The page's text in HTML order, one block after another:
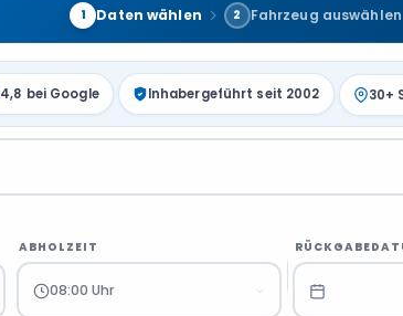
1 Daten wählen 2 Fahrzeug auswählen
4,8 bei Google Inhabergeführt seit 2002 30+
ABHOLZEIT
08:00 Uhr